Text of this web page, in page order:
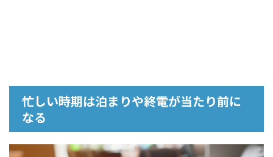
忙しい時期は泊まりや終電が当たり前に
なる